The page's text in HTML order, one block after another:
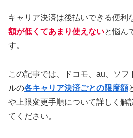
キャリア決済は後払いできる便利
額が低くてあまり使えないと悩ん
す。
この記事では、ドコモ、au、ソフ
ルの各キャリア決済ごとの限度額
や上限変更手順について詳しく解
てください。